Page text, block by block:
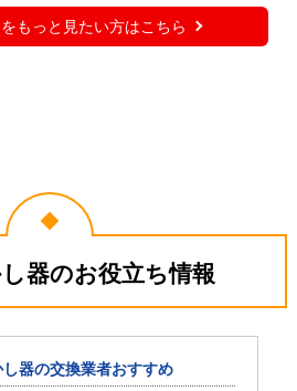
もっと見たい方はこちら
器のお役立ち情報
器の交換業者おすすめ